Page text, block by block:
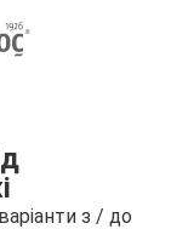
з / до